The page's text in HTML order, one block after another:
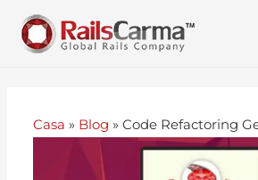
Casa » Blog »Code Refactoring